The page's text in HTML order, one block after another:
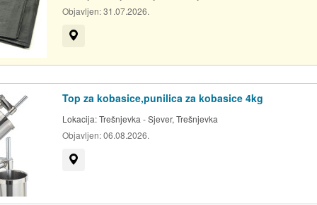
da je uređaj kupljen
ili uporabe u suprotnosti
posljedica nezgode
zbog zloupotrebe,
i zamjenu
Objavljen:31.07.2026.
Top za kobasice,punilica za kobasice 4kg
Lokacija:Trešnjevka - Sjever, Trešnjevka
Objavljen:06.08.2026.